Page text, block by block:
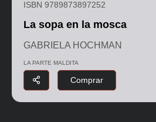
ISBN 9789873897252
La sopa en la mosca
GABRIELA HOCHMAN
LA PARTE MALDITA
Comprar